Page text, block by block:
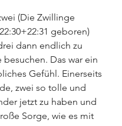
(Die Zwillinge
geboren)
dann endlich zu
besuchen. Das war ein
Gefühl. Einerseits
zwei so tolle und
jetzt zu haben und
Sorge, wie es mit